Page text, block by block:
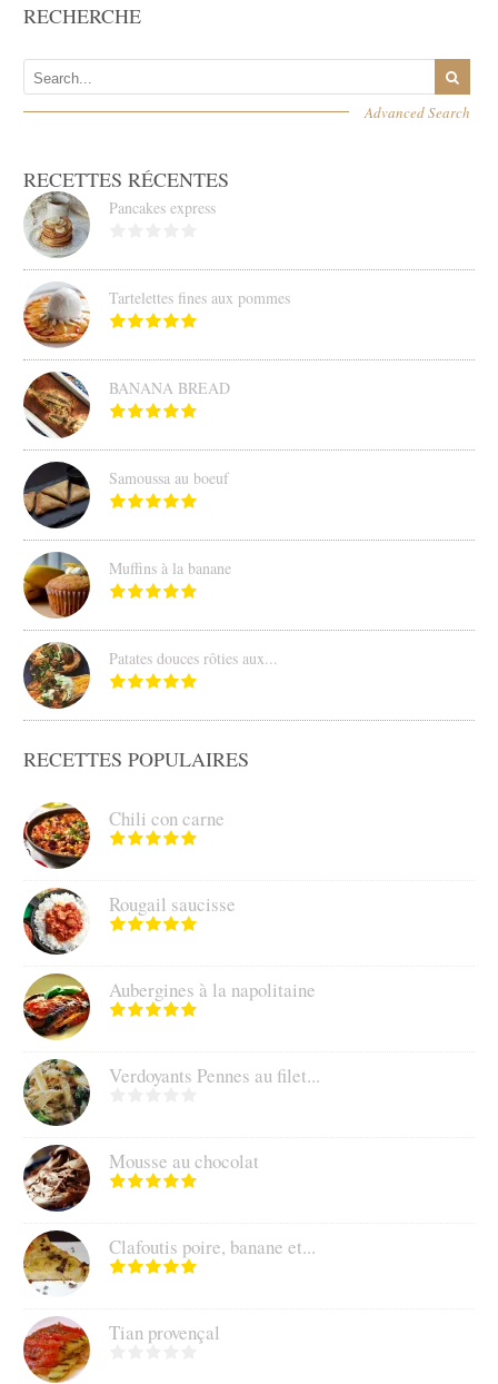
RECHERCHE
Advanced Search
RECETTES RÉCENTES
Pancakes express
Tartelettes fines aux pommes
BANANA BREAD
Samoussa au boeuf
Muffins à la banane
Patates douces rôties aux...
RECETTES POPULAIRES
Chili con carne
Rougail saucisse
Aubergines à la napolitaine
Verdoyants Pennes au filet...
Mousse au chocolat
Clafoutis poire, banane et...
Tian provençal